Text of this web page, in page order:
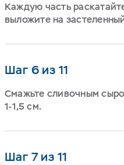
Каждую часть
выложите на
Шаг 6 из 11
Смажьте сливочным
1-1,5 см.
Шаг 7 из 11